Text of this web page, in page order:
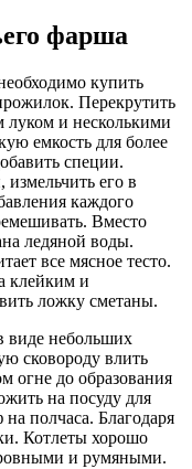
фарша
купить
Перекрутить
луком и несколькими
емкость для более
специи.
его в
каждого
Вместо
ледяной воды.
все мясное тесто.
клейким и
ложку сметаны.
виде небольших
сковороду влить
огне до образования
на посуду для
полчаса. Благодаря
Котлеты хорошо
и румяными.